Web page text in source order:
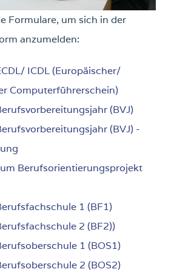
Formulare, um sich in der
anzumelden:
ICDL (Europäischer/
Computerführerschein)
(BVJ)
(BVJ) -
Berufsorientierungsprojekt
1 (BF1)
2 (BF2))
1 (BOS1)
2 (BOS2)